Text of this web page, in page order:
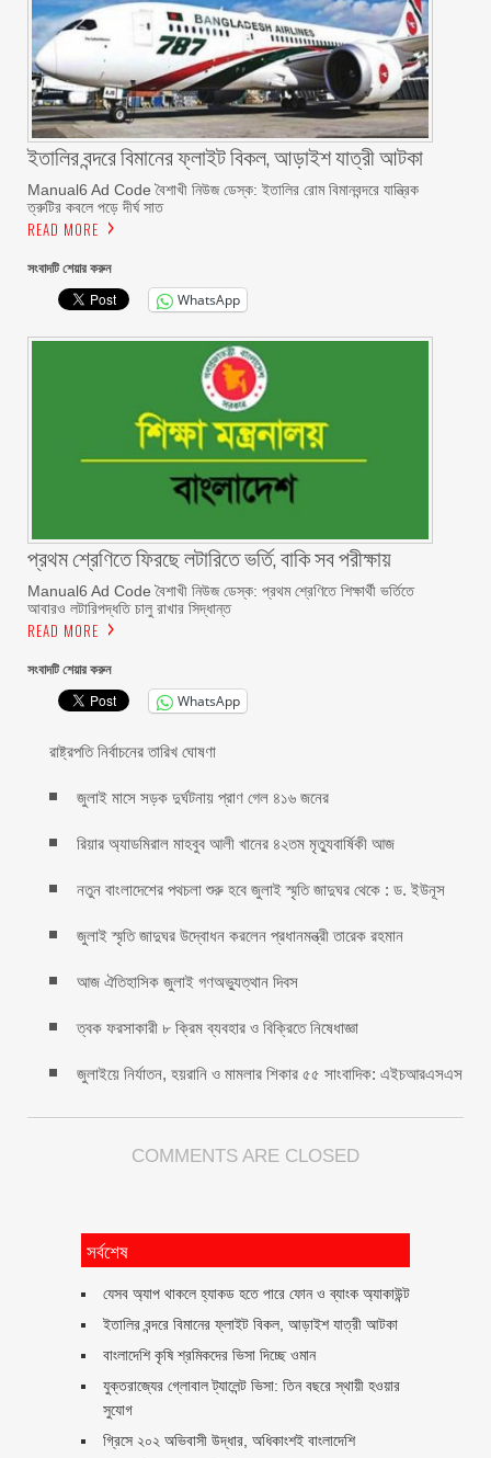
ইতালির বন্দরে বিমানের ফ্লাইট বিকল, আড়াইশ যাত্রী আটকা
Manual6 Ad Code বৈশাখী নিউজ ডেস্ক: ইতালির রোম বিমানবন্দরে যান্ত্রিক
ত্রুটির কবলে পড়ে দীর্ঘ সাত
READ MORE
সংবাদটি শেয়ার করুন
WhatsApp
প্রথম শ্রেণিতে ফিরছে লটারিতে ভর্তি, বাকি সব পরীক্ষায়
Manual6 Ad Code বৈশাখী নিউজ ডেস্ক: প্রথম শ্রেণিতে শিক্ষার্থী ভর্তিতে
আবারও লটারিপদ্ধতি চালু রাখার সিদ্ধান্ত
READ MORE
সংবাদটি শেয়ার করুন
WhatsApp
রাষ্ট্রপতি নির্বাচনের তারিখ ঘোষণা
জুলাই মাসে সড়ক দুর্ঘটনায় প্রাণ গেল ৪১৬ জনের
রিয়ার অ্যাডমিরাল মাহবুব আলী খানের ৪২তম মৃত্যুবার্ষিকী আজ
নতুন বাংলাদেশের পথচলা শুরু হবে জুলাই স্মৃতি জাদুঘর থেকে : ড. ইউনূস
জুলাই স্মৃতি জাদুঘর উদ্বোধন করলেন প্রধানমন্ত্রী তারেক রহমান
আজ ঐতিহাসিক জুলাই গণঅভ্যুত্থান দিবস
ত্বক ফরসাকারী ৮ ক্রিম ব্যবহার ও বিক্রিতে নিষেধাজ্ঞা
জুলাইয়ে নির্যাতন, হয়রানি ও মামলার শিকার ৫৫ সাংবাদিক: এইচআরএসএস
COMMENTS ARE CLOSED
সর্বশেষ
যেসব অ্যাপ থাকলে হ্যাকড হতে পারে ফোন ও ব্যাংক অ্যাকাউন্ট
ইতালির বন্দরে বিমানের ফ্লাইট বিকল, আড়াইশ যাত্রী আটকা
বাংলাদেশি কৃষি শ্রমিকদের ভিসা দিচ্ছে ওমান
যুক্তরাজ্যের গ্লোবাল ট্যালেন্ট ভিসা: তিন বছরে স্থায়ী হওয়ার
সুযোগ
গ্রিসে ২০২ অভিবাসী উদ্ধার, অধিকাংশই বাংলাদেশি